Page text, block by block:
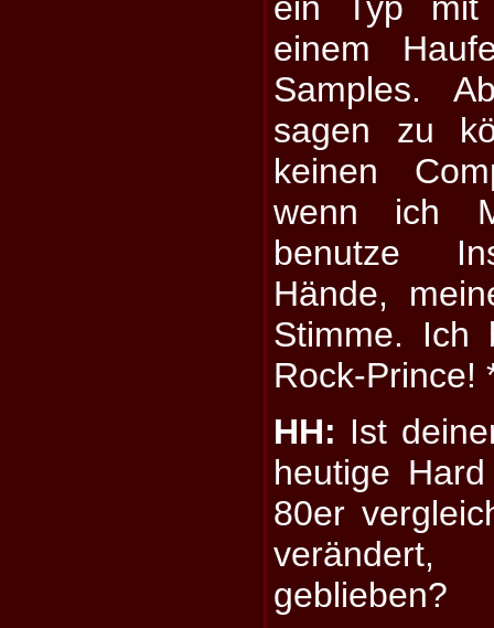
ein Typ mit
einem
Samples.
sagen zu
keinen
wenn ich
benutze
Hände,
Stimme. Ich
Rock-Prince!
HH: Ist
heutige
80er
geblieben?